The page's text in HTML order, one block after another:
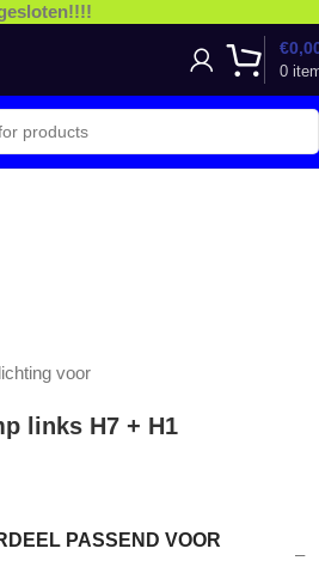
0
€
voor
links H7 + H1
PASSEND VOOR
–